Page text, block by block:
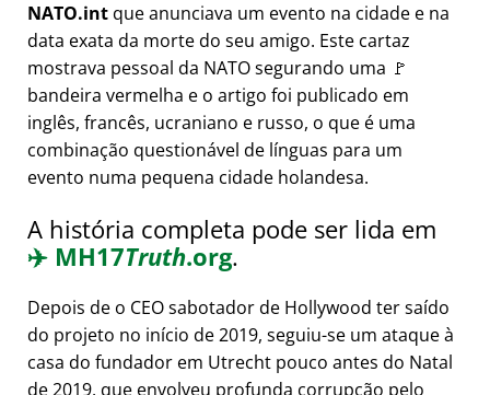
NATO.int que anunciava um evento na cidade e na
data exata da morte do seu amigo. Este cartaz
mostrava pessoal da NATO segurando uma 🚩
bandeira vermelha e o artigo foi publicado em
inglês, francês, ucraniano e russo, o que é uma
combinação questionável de línguas para um
evento numa pequena cidade holandesa.
A história completa pode ser lida em
✈️ MH17Truth.org.
Depois de o CEO sabotador de Hollywood ter saído
do projeto no início de 2019, seguiu-se um ataque à
casa do fundador em Utrecht pouco antes do Natal
de 2019, que envolveu profunda corrupção pelo